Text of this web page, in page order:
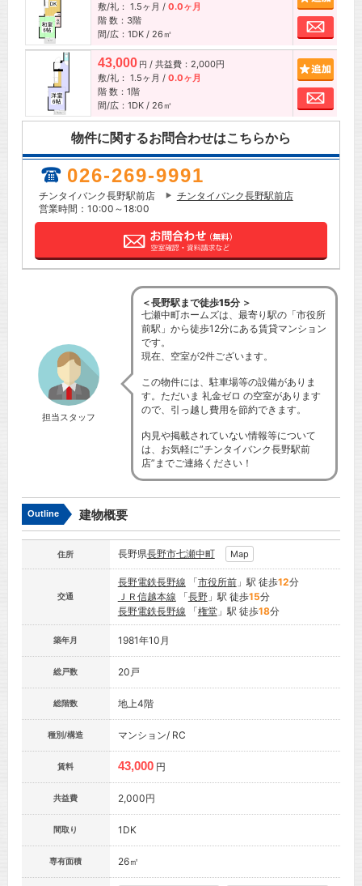
敷/礼： 1.5ヶ月 / 0.0ヶ月
階 数：3階
間/広：1DK / 26㎡
お問
43,000 円 / 共益費：2,000円
敷/礼： 1.5ヶ月 / 0.0ヶ月
階 数：1階
間/広：1DK / 26㎡
お問
物件に関するお問合わせはこちらから
026-269-9991
チンタイバンク長野駅前店
チンタイバンク長野駅前店
営業時間：10:00～18:00
担当スタッフ
＜長野駅まで徒歩15分 ＞
七瀬中町ホームズは、最寄り駅の「市役所
前駅」から徒歩12分にある賃貸マンション
です。
現在、空室が2件ございます。
この物件には、駐車場等の設備がありま
す。ただいま 礼金ゼロ の空室があります
ので、引っ越し費用を節約できます。
内見や掲載されていない情報等について
は、お気軽に”チンタイバンク長野駅前
店”までご連絡ください！
Outline 建物概要
住所 長野県長野市七瀬中町 Map
交通
長野電鉄長野線 「市役所前」駅 徒歩12分
ＪＲ信越本線 「長野」駅 徒歩15分
長野電鉄長野線 「権堂」駅 徒歩18分
築年月 1981年10月
総戸数 20戸
総階数 地上4階
種別/構造 マンション/ RC
賃料 43,000 円
共益費 2,000円
間取り 1DK
専有面積 26㎡